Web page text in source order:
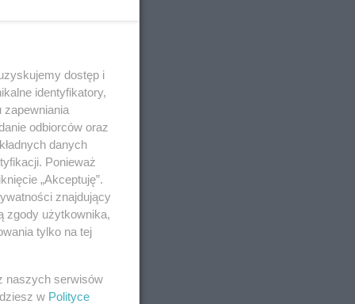
dostęp i
identyfikatory,
zapewniania
odbiorców oraz
danych
Ponieważ
„Akceptuję”.
znajdujący
zgody użytkownika,
tylko na tej
naszych serwisów
w Polityce